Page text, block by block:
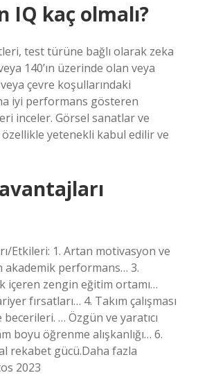
IQ kaç olmalı?
test türüne bağlı olarak zeka
140’ın üzerinde olan veya
çevre koşullarındaki
iyi performans gösteren
inceler. Görsel sanatlar ve
yetenekli kabul edilir ve
Etkileri: 1. Artan motivasyon ve
akademik performans… 3.
içeren zengin eğitim ortamı…
fırsatları… 4. Takım çalışması
… Özgün ve yaratıcı
boyu öğrenme alışkanlığı… 6.
rekabet gücü.Daha fazla
2023